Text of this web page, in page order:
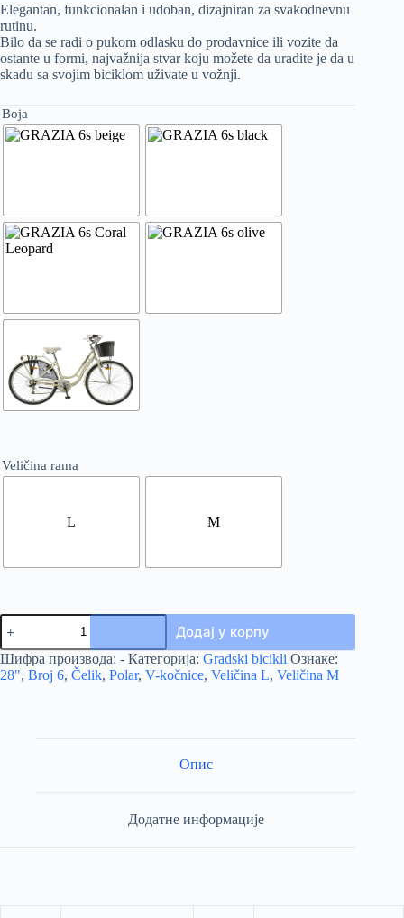
Elegantan, funkcionalan i udoban, dizajniran za svakodnevnu
rutinu.
Bilo da se radi o pukom odlasku do prodavnice ili vozite da
ostante u formi, najvažnija stvar koju možete da uradite je da u
skadu sa svojim biciklom uživate u vožnji.
Boja
Veličina rama
L M
BICIKL
POLAR
GRAZIA
6s
количина
Додај у корпу
Шифра производа: - Категорија: Gradski bicikli Ознаке:
28", Broj 6, Čelik, Polar, V-kočnice, Veličina L, Veličina M
Опис
Додатне информације